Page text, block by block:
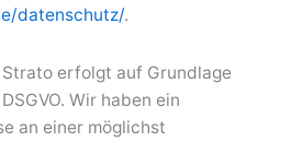
datenschutz/.
erfolgt auf Grundlage
Wir haben ein
an einer möglichst